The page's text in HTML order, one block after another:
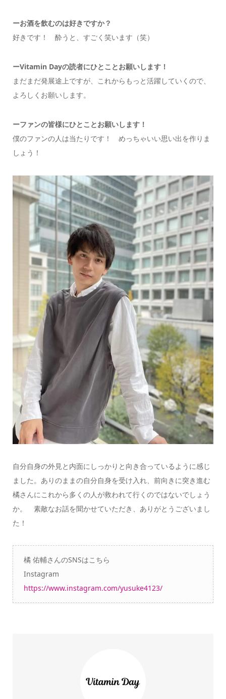
ーお酒を飲むのは好きですか？
好きです！ 酔うと、すごく笑います（笑）
ーVitamin Dayの読者にひとことお願いします！
まだまだ発展途上ですが、これからもっと活躍していくので、
よろしくお願いします。
ーファンの皆様にひとことお願いします！
僕のファンの人は当たりです！ めっちゃいい思い出を作りま
しょう！
自分自身の外見と内面にしっかりと向き合っているように感じ
ました。ありのままの自分自身を受け入れ、前向きに突き進む
橘さんにこれから多くの人が救われて行くのではないでしょう
か。 素敵なお話を聞かせていただき、ありがとうございまし
た！
橘 佑輔さんのSNSはこちら
Instagram
https://www.instagram.com/yusuke4123/